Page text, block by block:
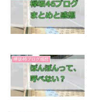
欅坂46ブログ感想